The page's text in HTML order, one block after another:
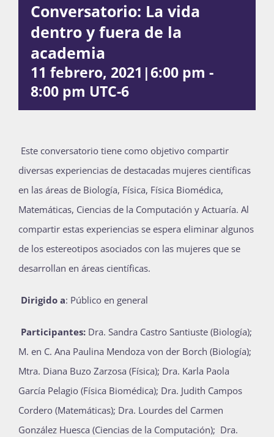
Conversatorio: La vida
dentro y fuera de la
academia
11 febrero, 2021|6:00 pm -
8:00 pm UTC-6
Este conversatorio tiene como objetivo compartir
diversas experiencias de destacadas mujeres científicas
en las áreas de Biología, Física, Física Biomédica,
Matemáticas, Ciencias de la Computación y Actuaría. Al
compartir estas experiencias se espera eliminar algunos
de los estereotipos asociados con las mujeres que se
desarrollan en áreas científicas.
Dirigido a: Público en general
Participantes: Dra. Sandra Castro Santiuste (Biología);
M. en C. Ana Paulina Mendoza von der Borch (Biología);
Mtra. Diana Buzo Zarzosa (Física); Dra. Karla Paola
García Pelagio (Física Biomédica); Dra. Judith Campos
Cordero (Matemáticas); Dra. Lourdes del Carmen
González Huesca (Ciencias de la Computación); Dra.